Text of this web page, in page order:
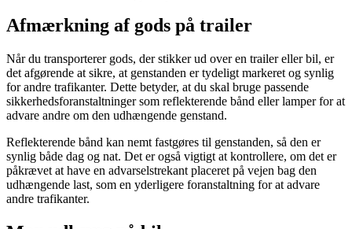
Afmærkning af gods på trailer
Når du transporterer gods, der stikker ud over en trailer eller bil, er
det afgørende at sikre, at genstanden er tydeligt markeret og synlig
for andre trafikanter. Dette betyder, at du skal bruge passende
sikkerhedsforanstaltninger som reflekterende bånd eller lamper for at
advare andre om den udhængende genstand.
Reflekterende bånd kan nemt fastgøres til genstanden, så den er
synlig både dag og nat. Det er også vigtigt at kontrollere, om det er
påkrævet at have en advarselstrekant placeret på vejen bag den
udhængende last, som en yderligere foranstaltning for at advare
andre trafikanter.